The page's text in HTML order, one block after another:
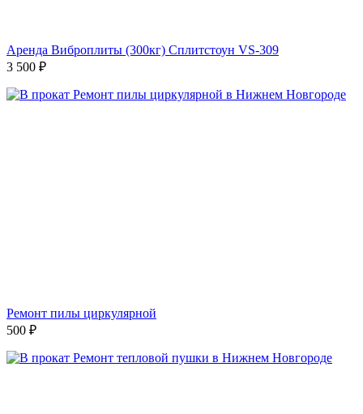
Аренда Виброплиты (300кг) Сплитстоун VS-309
3 500 ₽
Ремонт пилы циркулярной
500 ₽